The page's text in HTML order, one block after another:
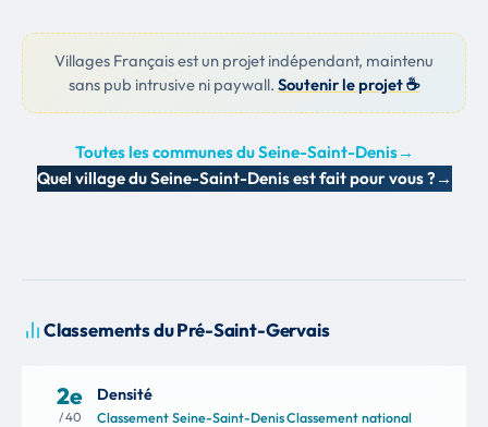
Villages Français est un projet indépendant, maintenu
sans pub intrusive ni paywall. Soutenir le projet ☕
Toutes les communes du Seine-Saint-Denis→
Quel village du Seine-Saint-Denis est fait pour vous ? →
Classements du Pré-Saint-Gervais
2e
/ 40
Densité
Classement Seine-Saint-Denis·Classement national